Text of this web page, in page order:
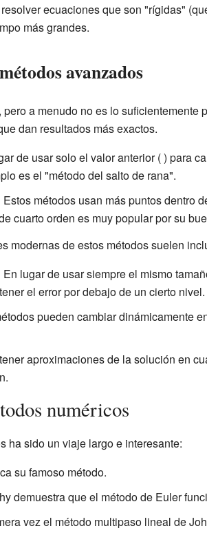
ecuaciones que son "rígidas"
más grandes.
avanzados
a menudo no es lo
dan resultados más exactos.
de usar solo el valor anterior () para
es el "método del salto de rana".
Estos métodos usan más puntos dentro
cuarto orden es muy popular por su
modernas de estos métodos suelen
En lugar de usar siempre el mismo
el error por debajo de un cierto
pueden cambiar dinámicamente
aproximaciones de la solución en
numéricos
ha sido un viaje largo e interesante:
su famoso método.
demuestra que el método de Euler
vez el método multipaso lineal de